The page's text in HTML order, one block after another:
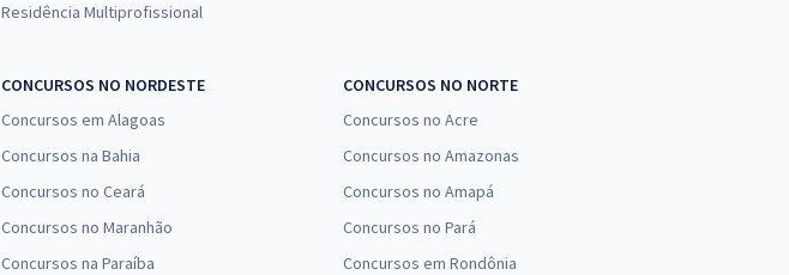
Residência Multiprofissional
CONCURSOS NO NORDESTE
Concursos em Alagoas
Concursos na Bahia
Concursos no Ceará
Concursos no Maranhão
Concursos na Paraíba
CONCURSOS NO NORTE
Concursos no Acre
Concursos no Amazonas
Concursos no Amapá
Concursos no Pará
Concursos em Rondônia